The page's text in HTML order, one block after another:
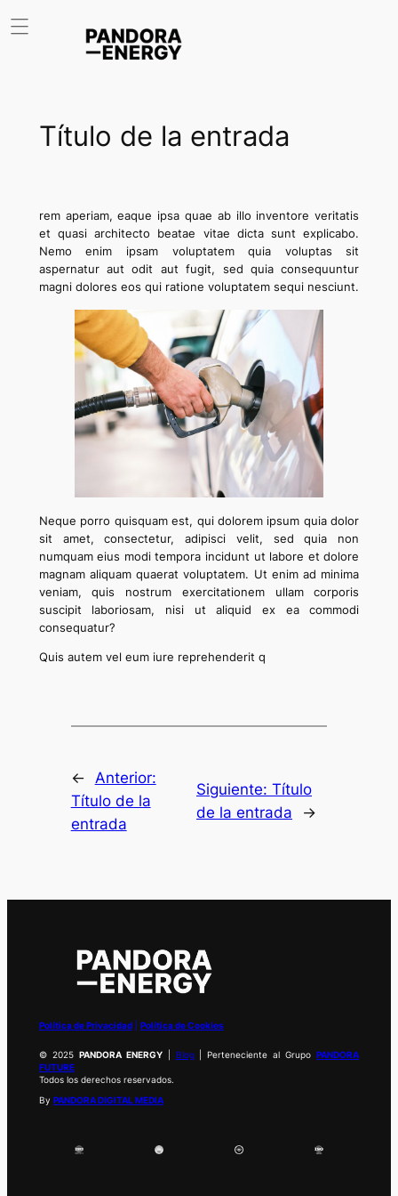
Saltar
Título de la entrada
rem aperiam, eaque ipsa quae ab illo inventore veritatis
et quasi architecto beatae vitae dicta sunt explicabo.
Nemo enim ipsam voluptatem quia voluptas sit
aspernatur aut odit aut fugit, sed quia consequuntur
magni dolores eos qui ratione voluptatem sequi nesciunt.
Neque porro quisquam est, qui dolorem ipsum quia dolor
sit amet, consectetur, adipisci velit, sed quia non
numquam eius modi tempora incidunt ut labore et dolore
magnam aliquam quaerat voluptatem. Ut enim ad minima
veniam, quis nostrum exercitationem ullam corporis
suscipit laboriosam, nisi ut aliquid ex ea commodi
consequatur?
Quis autem vel eum iure reprehenderit q
← Anterior:
Título de la
entrada
Siguiente: Título
de la entrada
→
Política de Privacidad Política de Cookies
© 2025 PANDORA ENERGY| Blog| Perteneciente al GrupoPANDORA
FUTURE
Todos los derechos reservados.
By PANDORA DIGITAL MEDIA